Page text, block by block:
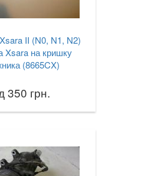
II (N0, N1, N2)
Xsara на кришку
(8665CX)
350 грн.